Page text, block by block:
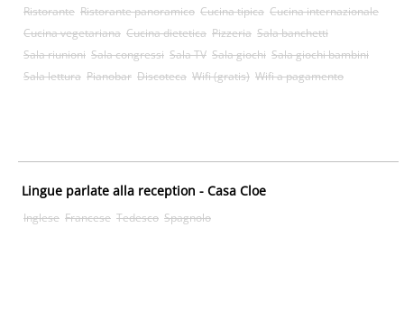
Ristorante Ristorante panoramico Cucina tipica Cucina internazionale
Cucina vegetariana Cucina dietetica Pizzeria Sala banchetti
Sala riunioni Sala congressi Sala TV Sala giochi Sala giochi bambini
Sala lettura Pianobar Discoteca Wifi (gratis) Wifi a pagamento
Lingue parlate alla reception - Casa Cloe
Inglese Francese Tedesco Spagnolo